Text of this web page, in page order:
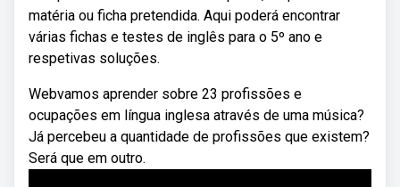
matéria ou ficha pretendida. Aqui poderá encontrar
várias fichas e testes de inglês para o 5º ano e
respetivas soluções.
Webvamos aprender sobre 23 profissões e
ocupações em língua inglesa através de uma música?
Já percebeu a quantidade de profissões que existem?
Será que em outro.